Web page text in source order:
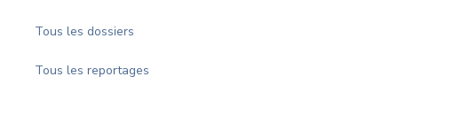
Tous les dossiers
Tous les reportages